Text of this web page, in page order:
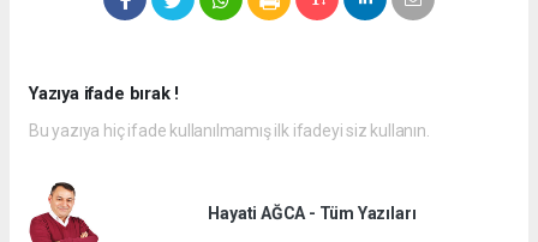
Yazıya ifade bırak !
Bu yazıya hiç ifade kullanılmamış ilk ifadeyi siz kullanın.
Hayati AĞCA - Tüm Yazıları